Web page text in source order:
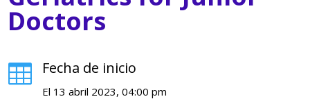
Doctors
 Fecha de inicio
El 13 abril 2023, 04:00 pm